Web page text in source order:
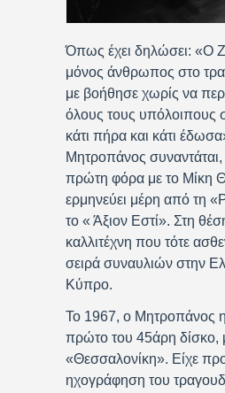
Όπως έχει δηλώσει: «Ο
μόνος άνθρωπος στο
με βοήθησε χωρίς να
όλους τους υπόλοιπους
κάτι πήρα και κάτι
Μητροπάνος συναντάται,
πρώτη φόρα με το Μίκη
ερμηνεύει μέρη από τη
το « Άξιον Εστί». Στη
καλλιτέχνη που τότε
σειρά συναυλιών στην
Κύπρο.
Το 1967, ο Μητροπάνος
πρώτο του 45άρη δίσκο,
«Θεσσαλονίκη». Είχε
ηχογράφηση του